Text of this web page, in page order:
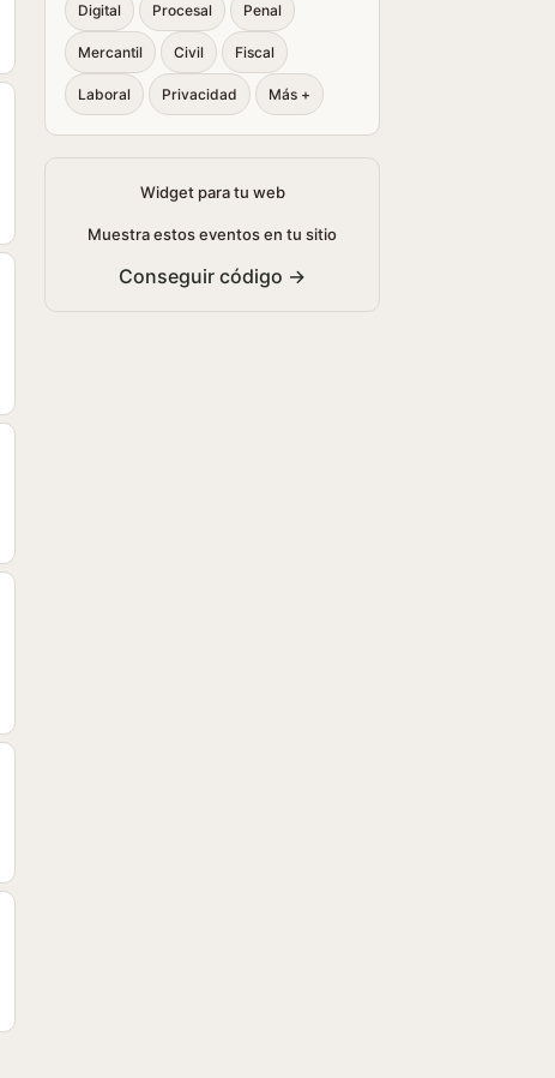
Digital Procesal Penal
Mercantil Civil Fiscal
Laboral Privacidad Más +
Widget para tu web
Muestra estos eventos en tu sitio
Conseguir código →